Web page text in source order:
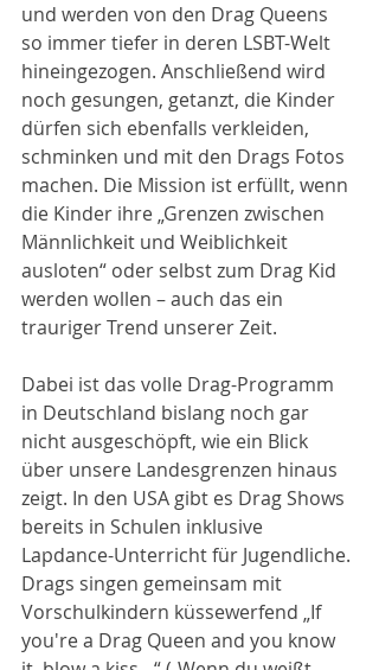
und werden von den Drag Queens
so immer tiefer in deren LSBT-Welt
hineingezogen. Anschließend wird
noch gesungen, getanzt, die Kinder
dürfen sich ebenfalls verkleiden,
schminken und mit den Drags Fotos
machen. Die Mission ist erfüllt, wenn
die Kinder ihre „Grenzen zwischen
Männlichkeit und Weiblichkeit
ausloten“ oder selbst zum Drag Kid
werden wollen – auch das ein
trauriger Trend unserer Zeit.
Dabei ist das volle Drag-Programm
in Deutschland bislang noch gar
nicht ausgeschöpft, wie ein Blick
über unsere Landesgrenzen hinaus
zeigt. In den USA gibt es Drag Shows
bereits in Schulen inklusive
Lapdance-Unterricht für Jugendliche.
Drags singen gemeinsam mit
Vorschulkindern küssewerfend „If
you're a Drag Queen and you know